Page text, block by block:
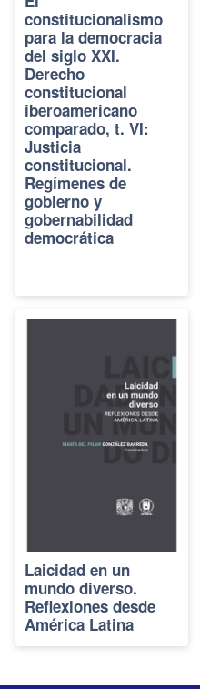
constitucionalismo
para la democracia
del siglo XXI.
Derecho
constitucional
iberoamericano
comparado, t. VI:
Justicia
constitucional.
Regímenes de
gobierno y
gobernabilidad
democrática
Laicidad en un
mundo diverso.
Reflexiones desde
América Latina